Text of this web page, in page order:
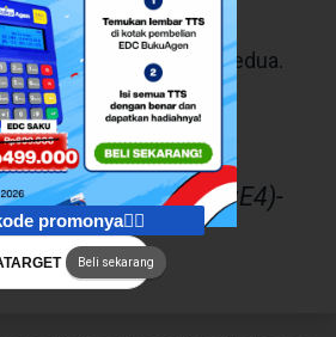
G4, kolom saldo baris kedua.
ini:
promonya👇🏻
Beli sekarang